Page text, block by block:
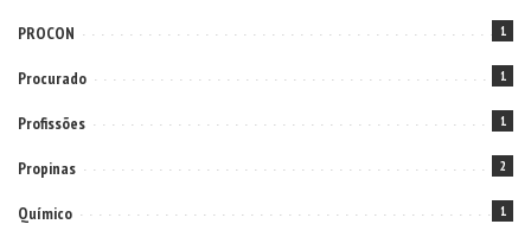
PROCON 1
Procurado 1
Profissões 1
Propinas 2
Químico 1